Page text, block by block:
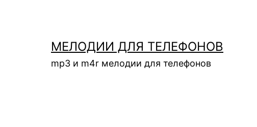
содержимомуМЕЛОДИИ ДЛЯ ТЕЛЕФОНОВ
mp3 и m4r мелодии для телефонов